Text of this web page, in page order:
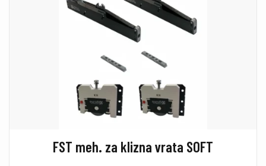
FST meh. za klizna vrata SOFT